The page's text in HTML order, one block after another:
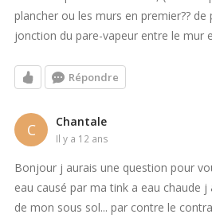
plancher ou les murs en premier??
jonction du pare-vapeur entre le mur
Répondre
C Chantale
il y a 12 ans
Bonjour j aurais une question pour
eau causé par ma tink a eau chaude
de mon sous sol... par contre le